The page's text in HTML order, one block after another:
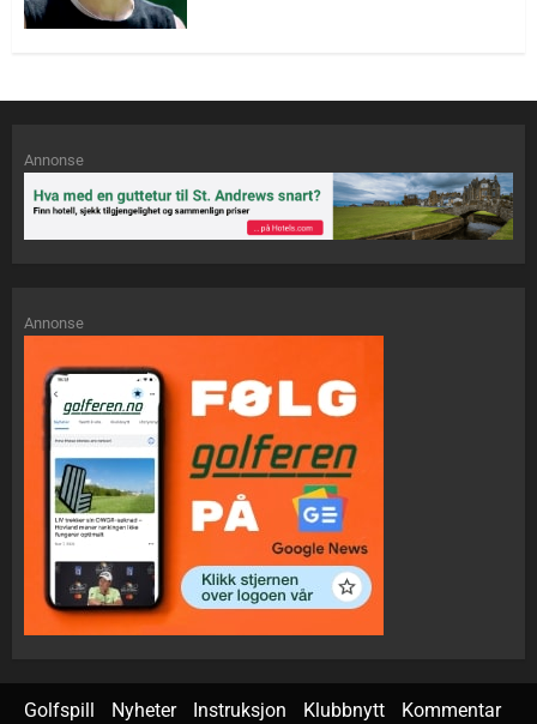
Annonse
Annonse
Golfspill Nyheter Instruksjon Klubbnytt Kommentar